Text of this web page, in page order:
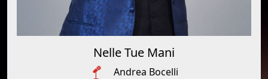
Nelle Tue Mani
Andrea Bocelli